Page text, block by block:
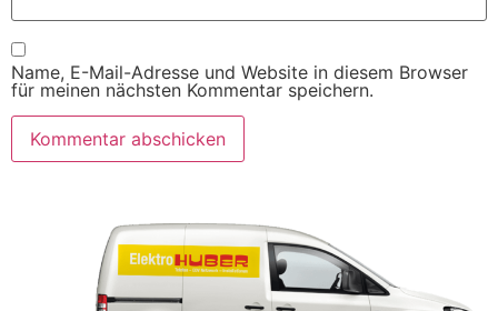
Name, E-Mail-Adresse und Website in diesem Browser
für meinen nächsten Kommentar speichern.